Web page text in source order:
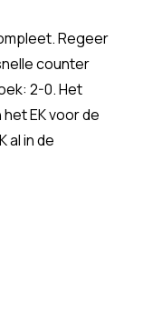
Regeer
counter
2-0. Het
EK voor de
al in de